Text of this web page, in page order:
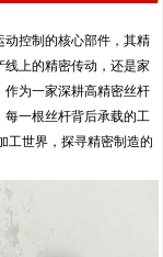
动控制的核心部件，其精
上的精密传动，还是家
作为一家深耕高精密丝杆
每一根丝杆背后承载的工
工世界，探寻精密制造的